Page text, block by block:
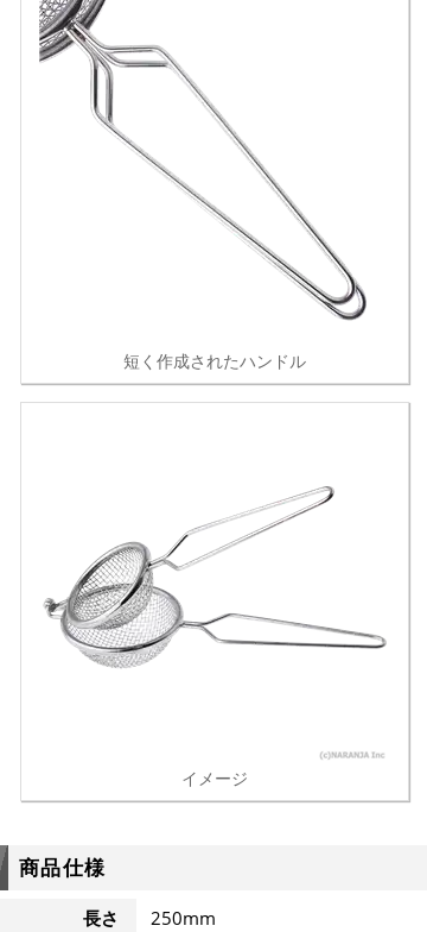
短く作成されたハンドル
イメージ
商品仕様
長さ
250mm